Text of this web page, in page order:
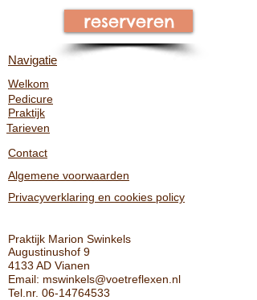
reserveren
Navigatie
Welkom
Pedicure
Praktijk
Tarieven
Contact
Algemene voorwaarden
Privacyverklaring en cookies policy
Praktijk Marion Swinkels
Augustinushof 9
4133 AD Vianen
Email: mswinkels@voetreflexen.nl
Tel.nr. 06-14764533